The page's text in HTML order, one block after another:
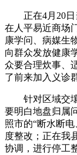
正在4月20日
在人平易近商场
康学问、病媒生
向群众发放健康
众要合理炊事、
了前来加入义诊
针对区域交壤
要明白地盘归属
照市的“断水断
度整改；正在我
协调，进行停工